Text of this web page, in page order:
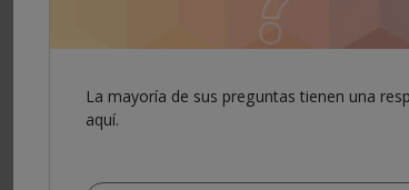
La mayoría de sus preguntas tienen una
aquí.